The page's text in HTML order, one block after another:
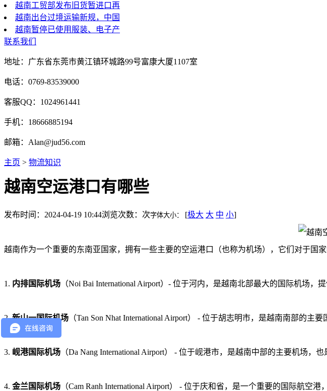
越南工贸部发布旧货暂进口再
越南出台过境运输新规，中国
越南暂停已使用服装、电子产
联系我们
地址：广东省东莞市黄江镇环城路99号富康大厦1107室
电话：0769-83539000
客服QQ：1024961441
手机：18666885194
邮箱：Alan@jud56.com
主页 > 物流知识
越南空运港口有哪些
发布时间：2024-04-19 10:44浏览次数： 次字体大小： [极大 大 中 小]
越南作为一个重要的东南亚国家，拥有一些主要的空运港口（也称为机场），它们对于国
1. 内排国际机场 （Noi Bai International Airport）- 位于河内，是越南北部最大的国际机场，
2.新山一国际机场 （Tan Son Nhat International Airport） - 位于胡志明市，是越南南部的主
3. 岘港国际机场 （Da Nang International Airport） - 位于岘港市，是越南中部的主要机场，
4. 金兰国际机场 （Cam Ranh International Airport） - 位于庆和省，是一个重要的国际航空港